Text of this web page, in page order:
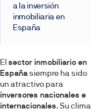
El sector inmobiliario en
Españasiempre ha sido
un atractivo para
inversores nacionales e
internacionales. Su clima
a la inversión
inmobiliaria en
España